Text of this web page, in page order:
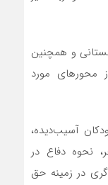
و همچنین
محورهای مورد
آسیب‌دیده،
نحوه دفاع در
در زمینه حق